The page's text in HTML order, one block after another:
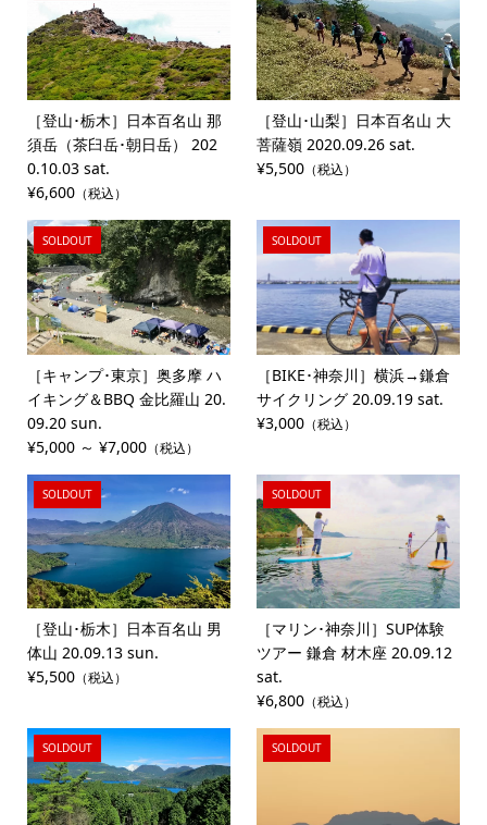
［登山･栃木］日本百名山 那
須岳（茶臼岳･朝日岳） 202
0.10.03 sat.
¥6,600（税込）
［登山･山梨］日本百名山 大
菩薩嶺 2020.09.26 sat.
¥5,500 （税込）
SOLDOUT
［キャンプ･東京］奥多摩 ハ
イキング＆BBQ 金比羅山 20.
09.20 sun.
¥5,000 ～ ¥7,000（税込）
SOLDOUT
［BIKE･神奈川］横浜→鎌倉
サイクリング 20.09.19 sat.
¥3,000 （税込）
SOLDOUT
［登山･栃木］日本百名山 男
体山 20.09.13 sun.
¥5,500（税込）
SOLDOUT
［マリン･神奈川］SUP体験
ツアー 鎌倉 材木座 20.09.12
sat.
¥6,800 （税込）
SOLDOUT SOLDOUT